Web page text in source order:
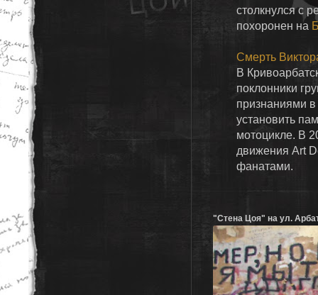
столкнулся с
похоронен на
Смерть
В
поклонники
признаниями
установить
мотоцикле. В
движения Art
фанатами.
"Стена Цоя" на ул.